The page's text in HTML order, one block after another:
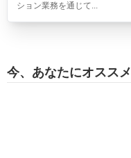
ション業務を通じて...
今、あなたにオススメ